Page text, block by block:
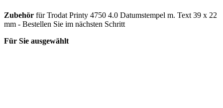
Zubehör für Trodat Printy 4750 4.0 Datumstempel m. Text 39 x 22
mm - Bestellen Sie im nächsten Schritt
Für Sie ausgewählt